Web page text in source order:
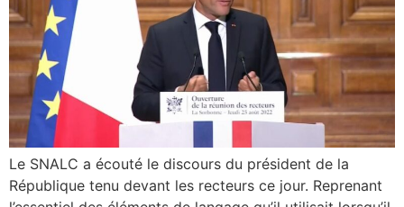
Le SNALC a écouté le discours du président de la
République tenu devant les recteurs ce jour. Reprenant